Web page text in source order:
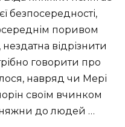
безпосередності,
поривом
відрізнити
говорити про
навряд чи Мері
своїм вчинком
до людей …